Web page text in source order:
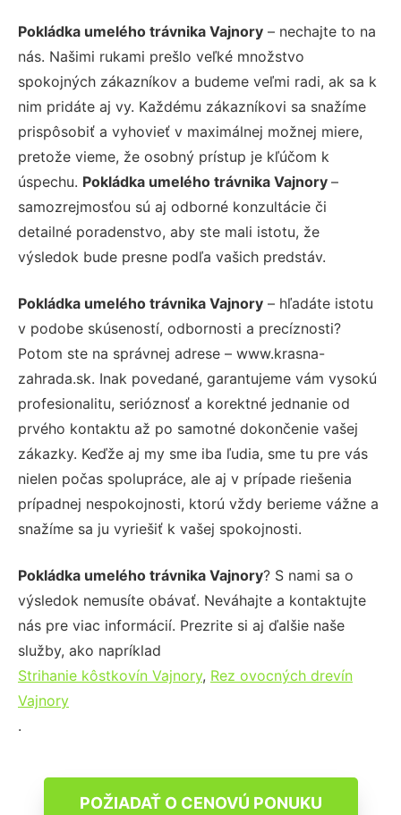
Pokládka umelého trávnika Vajnory – nechajte to na
nás. Našimi rukami prešlo veľké množstvo
spokojných zákazníkov a budeme veľmi radi, ak sa k
nim pridáte aj vy. Každému zákazníkovi sa snažíme
prispôsobiť a vyhovieť v maximálnej možnej miere,
pretože vieme, že osobný prístup je kľúčom k
úspechu. Pokládka umelého trávnika Vajnory –
samozrejmosťou sú aj odborné konzultácie či
detailné poradenstvo, aby ste mali istotu, že
výsledok bude presne podľa vašich predstáv.
Pokládka umelého trávnika Vajnory – hľadáte istotu
v podobe skúseností, odbornosti a precíznosti?
Potom ste na správnej adrese – www.krasna-
zahrada.sk. Inak povedané, garantujeme vám vysokú
profesionalitu, serióznosť a korektné jednanie od
prvého kontaktu až po samotné dokončenie vašej
zákazky. Keďže aj my sme iba ľudia, sme tu pre vás
nielen počas spolupráce, ale aj v prípade riešenia
prípadnej nespokojnosti, ktorú vždy berieme vážne a
snažíme sa ju vyriešiť k vašej spokojnosti.
Pokládka umelého trávnika Vajnory? S nami sa o
výsledok nemusíte obávať. Neváhajte a kontaktujte
nás pre viac informácií. Prezrite si aj ďalšie naše
služby, ako napríklad
Strihanie kôstkovín Vajnory, Rez ovocných drevín
Vajnory
.
POŽIADAŤ O CENOVÚ PONUKU